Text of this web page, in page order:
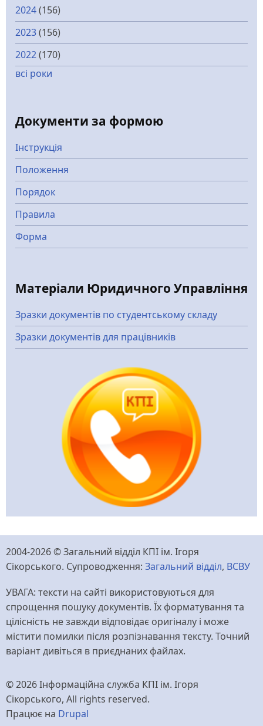
2024(156)
2023(156)
2022(170)
всі роки
Документи за формою
Інструкція
Положення
Порядок
Правила
Форма
Матеріали Юридичного Управління
Зразки документів по студентському складу
Зразки документів для працівників
2004-2026 © Загальний відділ КПІ ім. Ігоря
Сікорського. Супроводження: Загальний відділ, ВСВУ
УВАГА: тексти на сайті використовуються для
спрощення пошуку документів. Їх форматування та
цілісність не завжди відповідає оригіналу і може
містити помилки після розпізнавання тексту. Точний
варіант дивіться в приєднаних файлах.
© 2026 Інформаційна служба КПІ ім. Ігоря
Сікорського, All rights reserved.
Працює на Drupal